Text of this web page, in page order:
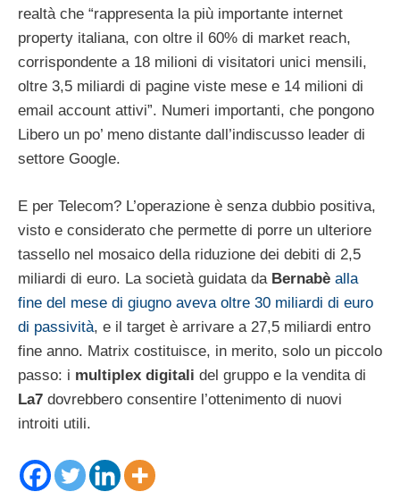
realtà che “rappresenta la più importante internet
property italiana, con oltre il 60% di market reach,
corrispondente a 18 milioni di visitatori unici mensili,
oltre 3,5 miliardi di pagine viste mese e 14 milioni di
email account attivi”. Numeri importanti, che pongono
Libero un po’ meno distante dall’indiscusso leader di
settore Google.
E per Telecom? L’operazione è senza dubbio positiva,
visto e considerato che permette di porre un ulteriore
tassello nel mosaico della riduzione dei debiti di 2,5
miliardi di euro. La società guidata da Bernabè alla
fine del mese di giugno aveva oltre 30 miliardi di euro
di passività, e il target è arrivare a 27,5 miliardi entro
fine anno. Matrix costituisce, in merito, solo un piccolo
passo: i multiplex digitali del gruppo e la vendita di
La7 dovrebbero consentire l’ottenimento di nuovi
introiti utili.